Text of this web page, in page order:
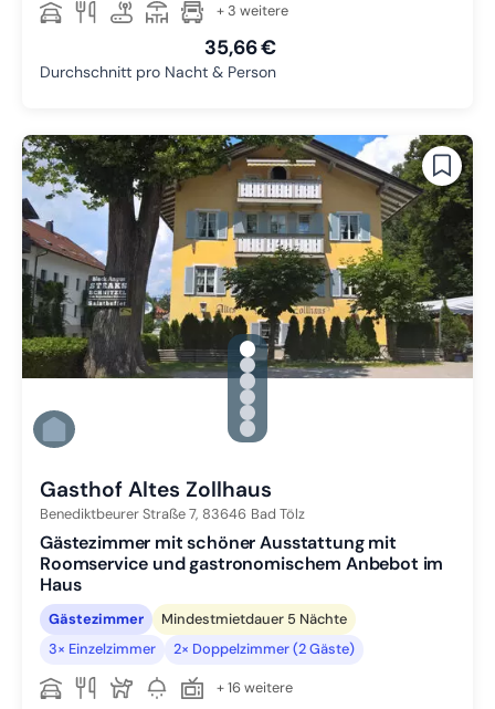
+ 3 weitere
35,66 €
Durchschnitt pro Nacht & Person
gallery.slide_selector
Zu Slide 1 wechseln
Zu Slide 2 wechseln
Zu Slide 3 wechseln
Zu Slide 4 wechseln
Zu Slide 5 wechseln
Zu Slide 6 wechseln
Gasthof Altes Zollhaus
Benediktbeurer Straße 7, 83646 Bad Tölz
Gästezimmer mit schöner Ausstattung mit
Roomservice und gastronomischem Anbebot im
Haus
Gästezimmer
Mindestmietdauer 5 Nächte
3× Einzelzimmer
2× Doppelzimmer (2 Gäste)
+ 16 weitere